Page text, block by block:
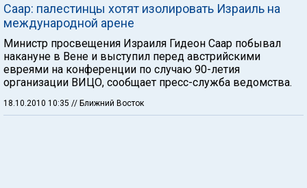
Саар: палестинцы хотят изолировать Израиль на
международной арене
Министр просвещения Израиля Гидеон Саар побывал
накануне в Вене и выступил перед австрийскими
евреями на конференции по случаю 90-летия
организации ВИЦО, сообщает пресс-служба ведомства.
18.10.2010 10:35 // Ближний Восток